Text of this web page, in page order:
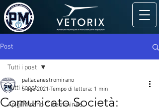
Post
Tutti i post
Apigi Mirano C Femminile
Tutti i post
Comunicato Società:
pallacanestromirano
5 ago 2021 Tempo di lettura: 1 min